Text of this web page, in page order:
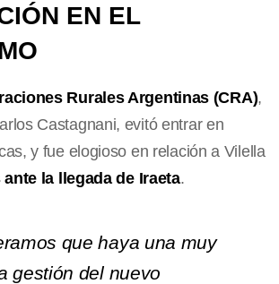
EN EL
Rurales Argentinas (CRA),
Castagnani, evitó entrar en
y fue elogioso en relación a Vilella
la llegada de Iraeta.
que haya una muy
gestión del nuevo